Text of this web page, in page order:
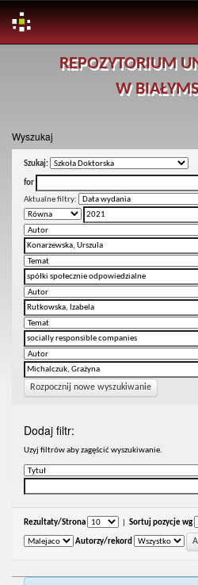
REPOZYTORIUM
W
Wyszukaj
Szukaj:
for
Aktualne filtry:
Rozpocznij nowe wyszukiwanie
Dodaj filtr:
Uzyj filtrów aby zagęścić wyszukiwanie.
Rezultaty/Strona Sortuj pozycje wg
Autorzy/rekord